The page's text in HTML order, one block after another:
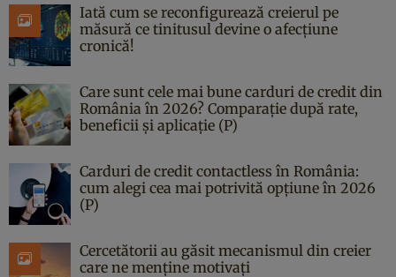
Iată cum se reconfigurează creierul pe
măsură ce tinitusul devine o afecțiune
cronică!
Care sunt cele mai bune carduri de credit din
România în 2026? Comparație după rate,
beneficii și aplicație (P)
Carduri de credit contactless în România:
cum alegi cea mai potrivită opțiune în 2026
(P)
Cercetătorii au găsit mecanismul din creier
care ne menține motivați